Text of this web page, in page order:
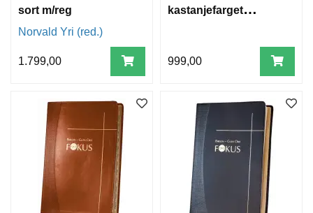
sort m/reg
Norvald Yri (red.)
1.799,00
kastanjefarget
999,00